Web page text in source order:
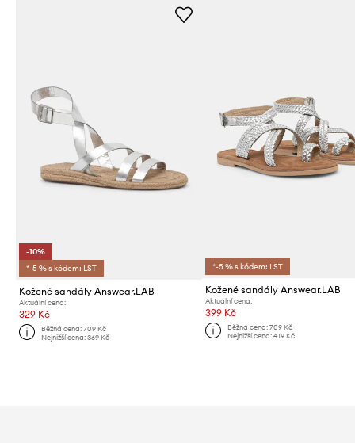
-10%
*-5 % s kódem: LST
Kožené sandály Answear.LAB
Aktuální cena:
329 Kč
Běžná cena:709 Kč
Nejnižší cena:369 Kč
*-5 % s kódem: LST
Kožené sandály Answear.LAB
Aktuální cena:
399 Kč
Běžná cena: 709 Kč
Nejnižší cena: 419 Kč